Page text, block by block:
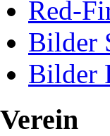
Red-
Bilder
Bilder
Verein